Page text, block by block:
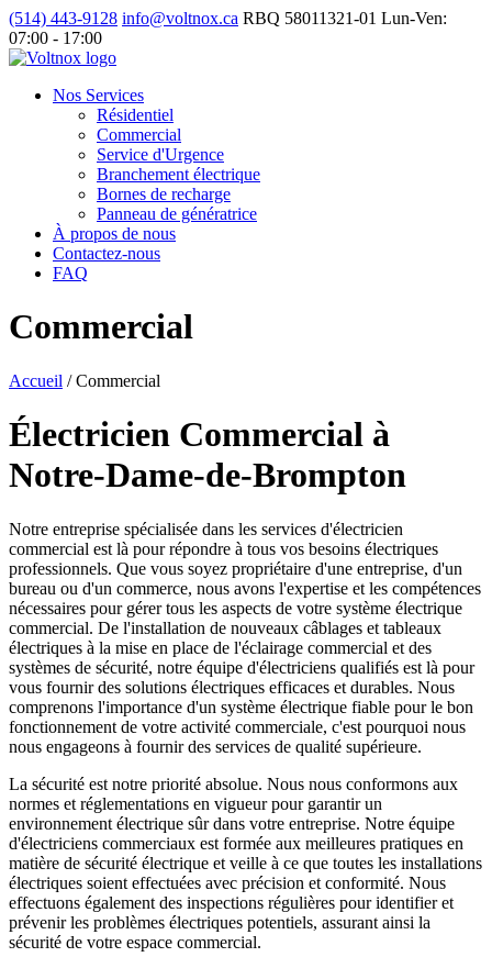
(514) 443-9128 info@voltnox.ca RBQ 58011321-01 Lun-Ven:
07:00 - 17:00
Nos Services
Résidentiel
Commercial
Service d'Urgence
Branchement électrique
Bornes de recharge
Panneau de génératrice
À propos de nous
Contactez-nous
FAQ
Commercial
Accueil / Commercial
Électricien Commercial à
Notre-Dame-de-Brompton
Notre entreprise spécialisée dans les services d'électricien
commercial est là pour répondre à tous vos besoins électriques
professionnels. Que vous soyez propriétaire d'une entreprise, d'un
bureau ou d'un commerce, nous avons l'expertise et les compétences
nécessaires pour gérer tous les aspects de votre système électrique
commercial. De l'installation de nouveaux câblages et tableaux
électriques à la mise en place de l'éclairage commercial et des
systèmes de sécurité, notre équipe d'électriciens qualifiés est là pour
vous fournir des solutions électriques efficaces et durables. Nous
comprenons l'importance d'un système électrique fiable pour le bon
fonctionnement de votre activité commerciale, c'est pourquoi nous
nous engageons à fournir des services de qualité supérieure.
La sécurité est notre priorité absolue. Nous nous conformons aux
normes et réglementations en vigueur pour garantir un
environnement électrique sûr dans votre entreprise. Notre équipe
d'électriciens commerciaux est formée aux meilleures pratiques en
matière de sécurité électrique et veille à ce que toutes les installations
électriques soient effectuées avec précision et conformité. Nous
effectuons également des inspections régulières pour identifier et
prévenir les problèmes électriques potentiels, assurant ainsi la
sécurité de votre espace commercial.